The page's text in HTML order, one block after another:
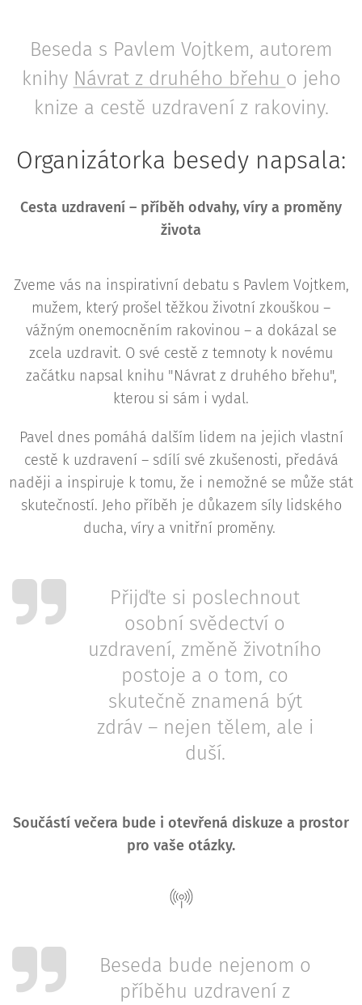
Beseda s Pavlem Vojtkem, autorem
knihy Návrat z druhého břehu o jeho
knize a cestě uzdravení z rakoviny.
Organizátorka besedy napsala:
Cesta uzdravení – příběh odvahy, víry a proměny
života
Zveme vás na inspirativní debatu s Pavlem Vojtkem,
mužem, který prošel těžkou životní zkouškou –
vážným onemocněním rakovinou – a dokázal se
zcela uzdravit. O své cestě z temnoty k novému
začátku napsal knihu "Návrat z druhého břehu",
kterou si sám i vydal.
Pavel dnes pomáhá dalším lidem na jejich vlastní
cestě k uzdravení – sdílí své zkušenosti, předává
naději a inspiruje k tomu, že i nemožné se může stát
skutečností. Jeho příběh je důkazem síly lidského
ducha, víry a vnitřní proměny.
Přijďte si poslechnout
osobní svědectví o
uzdravení, změně životního
postoje a o tom, co
skutečně znamená být
zdráv – nejen tělem, ale i
duší.
Součástí večera bude i otevřená diskuze a prostor
pro vaše otázky.
Beseda bude nejenom o
příběhu uzdravení z